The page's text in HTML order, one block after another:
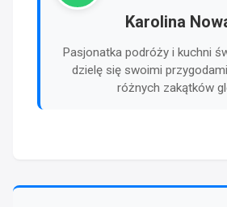
Karolina
Pasjonatka podróży i kuchni
dzielę się swoimi
różnych zakątków